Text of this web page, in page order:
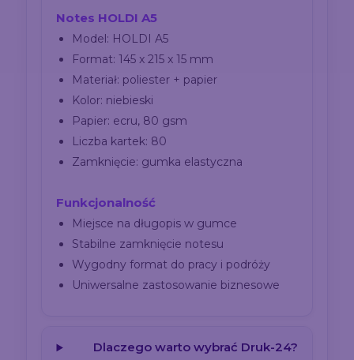
Notes HOLDI A5
Model: HOLDI A5
Format: 145 x 215 x 15 mm
Materiał: poliester + papier
Kolor: niebieski
Papier: ecru, 80 gsm
Liczba kartek: 80
Zamknięcie: gumka elastyczna
Funkcjonalność
Miejsce na długopis w gumce
Stabilne zamknięcie notesu
Wygodny format do pracy i podróży
Uniwersalne zastosowanie biznesowe
Dlaczego warto wybrać Druk-24?